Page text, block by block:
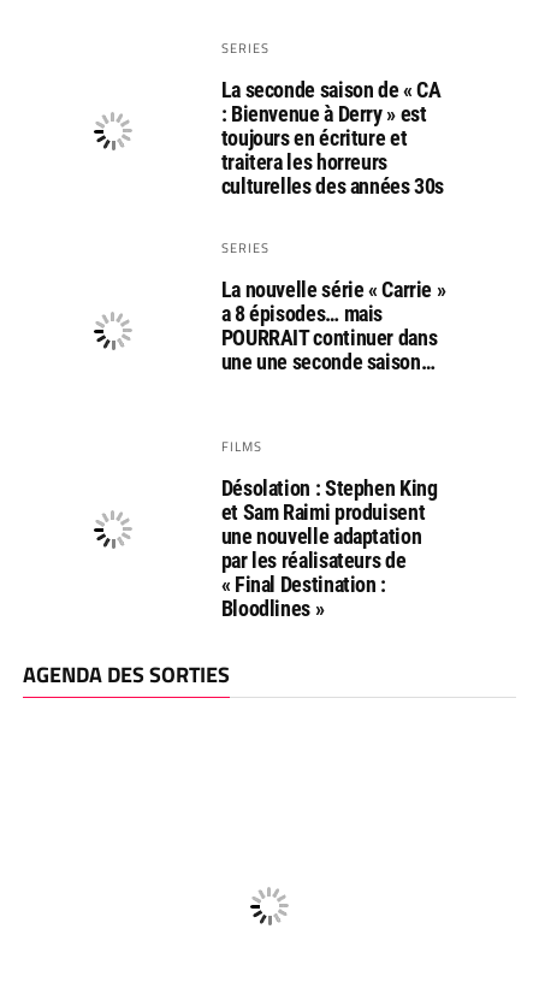
SERIES
La seconde saison de « CA
: Bienvenue à Derry » est
toujours en écriture et
traitera les horreurs
culturelles des années 30s
SERIES
La nouvelle série « Carrie »
a 8 épisodes… mais
POURRAIT continuer dans
une une seconde saison…
FILMS
Désolation : Stephen King
et Sam Raimi produisent
une nouvelle adaptation
par les réalisateurs de
« Final Destination :
Bloodlines »
AGENDA DES SORTIES